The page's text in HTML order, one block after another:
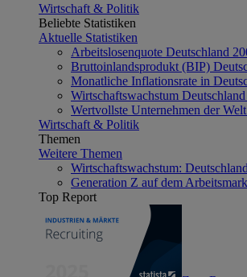
Wirtschaft & Politik
Beliebte Statistiken
Aktuelle Statistiken
Arbeitslosenquote Deutschland
Bruttoinlandsprodukt (BIP)
Monatliche Inflationsrate in
Wirtschaftswachstum
Wertvollste Unternehmen der
Wirtschaft & Politik
Themen
Weitere Themen
Wirtschaftswachstum:
Generation Z auf dem
Top Report